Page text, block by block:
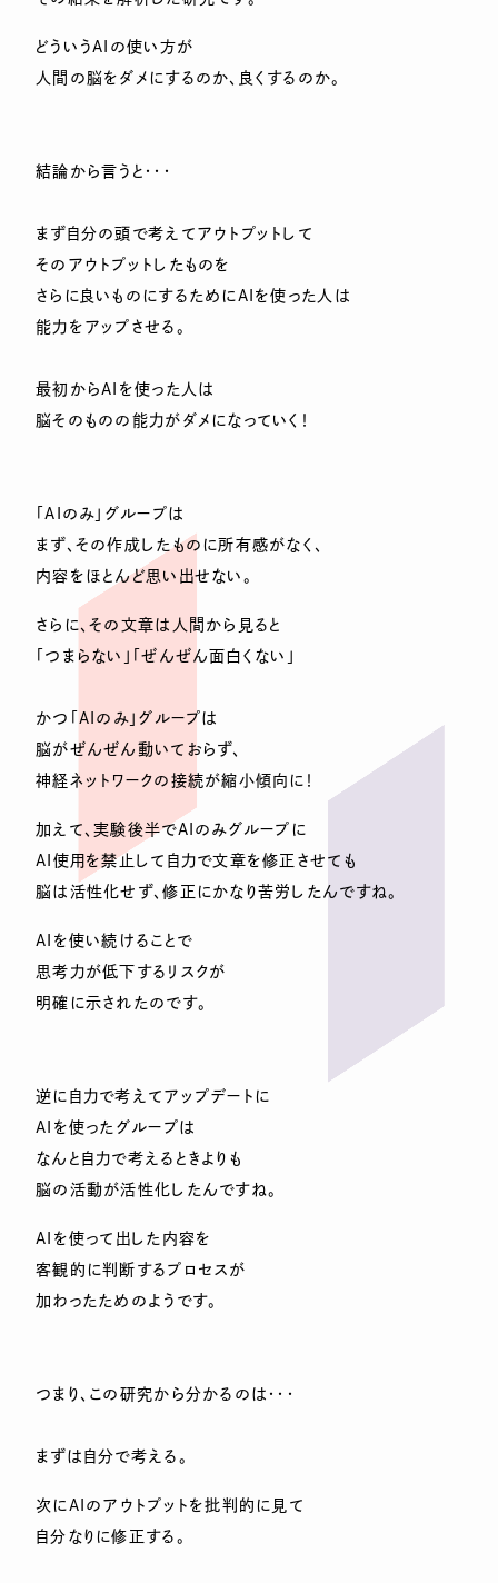
どういうAIの使い方が
人間の脳をダメにするのか、良くするのか。
結論から言うと・・・
まず自分の頭で考えてアウトプットして
そのアウトプットしたものを
さらに良いものにするためにAIを使った人は
能力をアップさせる。
最初からAIを使った人は
脳そのものの能力がダメになっていく！
「AIのみ」グループは
まず、その作成したものに所有感がなく、
内容をほとんど思い出せない。
さらに、その文章は人間から見ると
「つまらない」「ぜんぜん面白くない」
かつ「AIのみ」グループは
脳がぜんぜん動いておらず、
神経ネットワークの接続が縮小傾向に！
加えて、実験後半でAIのみグループに
AI使用を禁止して自力で文章を修正させても
脳は活性化せず、修正にかなり苦労したんですね。
AIを使い続けることで
思考力が低下するリスクが
明確に示されたのです。
逆に自力で考えてアップデートに
AIを使ったグループは
なんと自力で考えるときよりも
脳の活動が活性化したんですね。
AIを使って出した内容を
客観的に判断するプロセスが
加わったためのようです。
つまり、この研究から分かるのは・・・
まずは自分で考える。
次にAIのアウトプットを批判的に見て
自分なりに修正する。